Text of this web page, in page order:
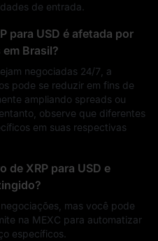
de entrada.
para USD é afetada por
Brasil?
negociadas 24/7, a
pode se reduzir em fins de
ampliando spreads ou
observe que diferentes
em suas respectivas
de XRP para USD e
mas você pode
na MEXC para automatizar
específicos.